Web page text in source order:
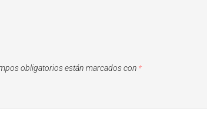
obligatorios están marcados con *